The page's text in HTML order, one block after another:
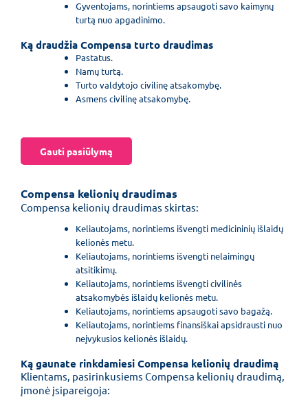
Gyventojams, norintiems apsaugoti savo kaimynų
turtą nuo apgadinimo.
Ką draudžia Compensa turto draudimas
Pastatus.
Namų turtą.
Turto valdytojo civilinę atsakomybę.
Asmens civilinę atsakomybę.
Gauti pasiūlymą
Compensa kelionių draudimas
Compensa kelionių draudimas skirtas:
Keliautojams, norintiems išvengti medicininių išlaidų
kelionės metu.
Keliautojams, norintiems išvengti nelaimingų
atsitikimų.
Keliautojams, norintiems išvengti civilinės
atsakomybės išlaidų kelionės metu.
Keliautojams, norintiems apsaugoti savo bagažą.
Keliautojams, norintiems finansiškai apsidrausti nuo
neįvykusios kelionės išlaidų.
Ką gaunate rinkdamiesi Compensa kelionių draudimą
Klientams, pasirinkusiems Compensa kelionių draudimą,
įmonė įsipareigoja: